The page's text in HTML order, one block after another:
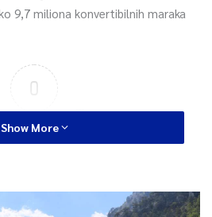
9,7 miliona konvertibilnih maraka
0
Article Rating
Show More